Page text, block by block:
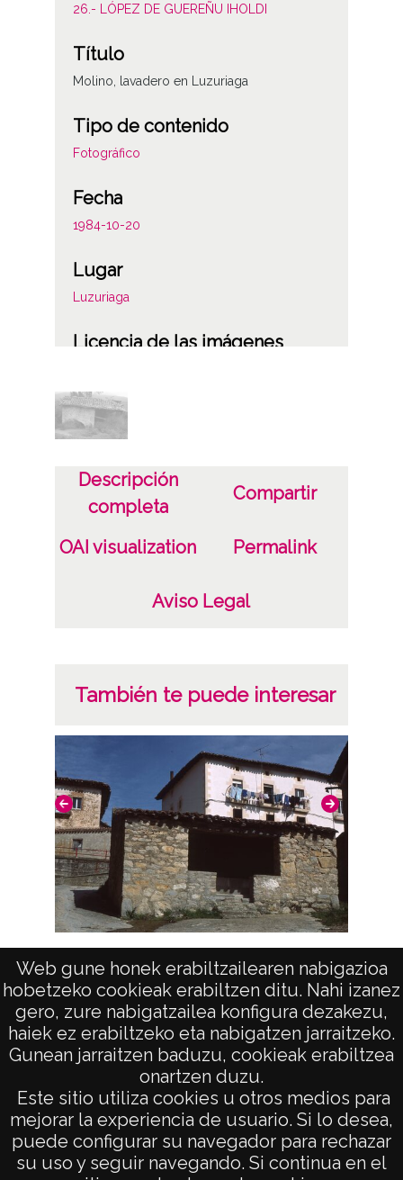
Web gune honek erabiltzailearen nabigazioa
hobetzeko cookieak erabiltzen ditu. Nahi izanez
gero, zure nabigatzailea konfigura dezakezu,
haiek ez erabiltzeko eta nabigatzen jarraitzeko.
Gunean jarraitzen baduzu, cookieak erabiltzea
onartzen duzu.
Este sitio utiliza cookies u otros medios para
mejorar la experiencia de usuario. Si lo desea,
puede configurar su navegador para rechazar
su uso y seguir navegando. Si continua en el
26.- LÓPEZ DE GUEREÑU IHOLDI
Título
Molino, lavadero en Luzuriaga
Tipo de contenido
Fotográfico
Fecha
1984-10-20
Lugar
Luzuriaga
Licencia de las imágenes
Descripción
completa
Compartir
OAI visualization Permalink
Aviso Legal
También te puede interesar
Lavadero en Oteo
AVISO LEGAL
POLÍTICA DE PRIVACIDAD
ACCESIBILIDAD
ATENCIÓN CIUDADANA